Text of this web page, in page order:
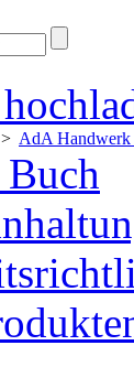
> AdA Handwerk